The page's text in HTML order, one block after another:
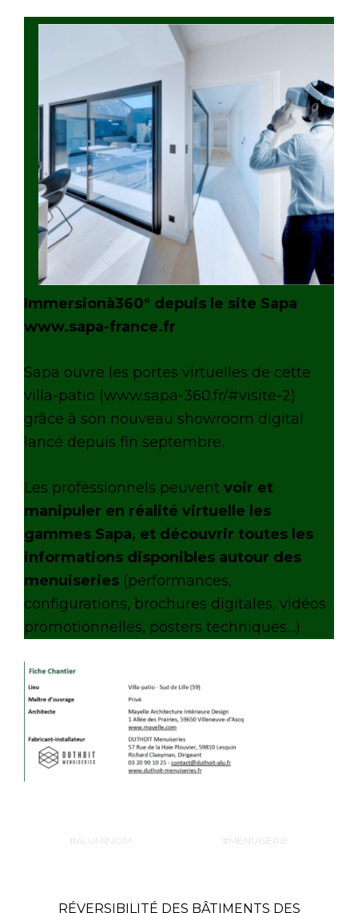
Immersionà360° depuis le site Sapa
www.sapa-france.fr
Sapa ouvre les portes virtuelles de cette
villa-patio (www.sapa-360.fr/#visite-2)
grâce à son nouveau showroom digital
lancé depuis fin septembre.
Les professionnels peuvent voir et
manipuler en réalité virtuelle les
gammes Sapa, et découvrir toutes les
informations disponibles autour des
menuiseries (performances,
configurations, brochures digitales, vidéos
promotionnelles, posters techniques…).
ALUMINIUM MENUISERIE
RÉVERSIBILITÉ DES BÂTIMENTS DES